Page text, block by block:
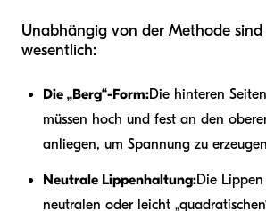
Unabhängig von der Methode
wesentlich:
Die „Berg“-Form:Die hinteren
müssen hoch und fest an den
anliegen, um Spannung zu
Neutrale Lippenhaltung:Die
neutralen oder leicht